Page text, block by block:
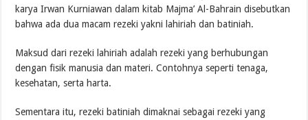
karya Irwan Kurniawan dalam kitab Majma’ Al-Bahrain disebutkan
bahwa ada dua macam rezeki yakni lahiriah dan batiniah.
Maksud dari rezeki lahiriah adalah rezeki yang berhubungan
dengan fisik manusia dan materi. Contohnya seperti tenaga,
kesehatan, serta harta.
Sementara itu, rezeki batiniah dimaknai sebagai rezeki yang